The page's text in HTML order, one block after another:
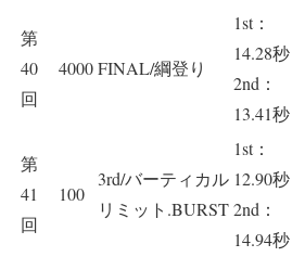
第
40
回
4000FINAL/綱登り
1st：
14.28秒
2nd：
13.41秒
第
41
回
100
3rd/バーティカル
リミット.BURST
1st：
12.90秒
2nd：
14.94秒